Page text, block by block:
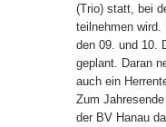
(Trio) statt, bei
teilnehmen
den 09. und 10.
geplant. Daran
auch ein
Zum
der BV Hanau